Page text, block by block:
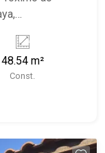
- Sinta-
Somos e
- para
48.54 m²
Const.